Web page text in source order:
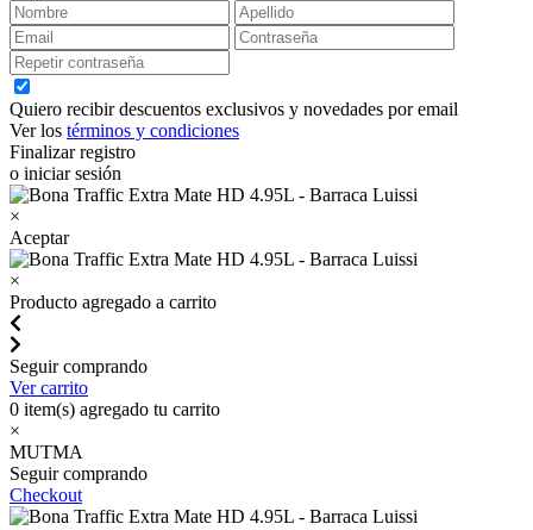
Quiero recibir descuentos exclusivos y novedades por email
Ver los términos y condiciones
Finalizar registro
o iniciar sesión
×
Aceptar
×
Producto agregado a carrito
Seguir comprando
Ver carrito
0 item(s) agregado tu carrito
×
MUTMA
Seguir comprando
Checkout